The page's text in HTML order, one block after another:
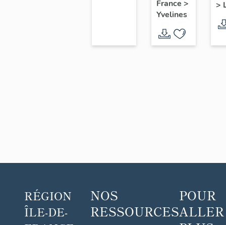
territoire
Seine-
Aval
France >
Yvelines
>
RÉGION
ÎLE-DE-
NOS
RESSOURCES
POUR
ALLER